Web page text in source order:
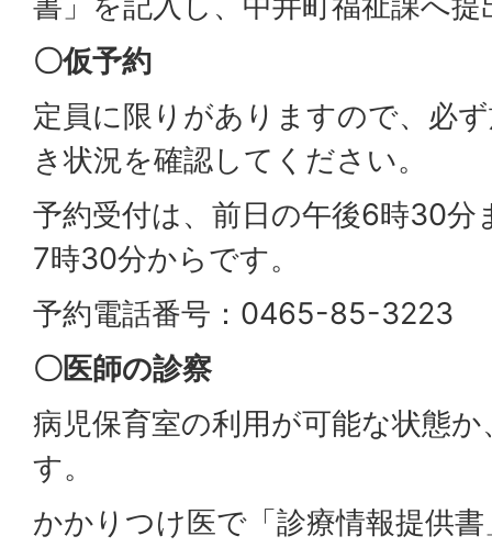
〇仮予約
定員に限りがありますので、必
き状況を確認してください。
予約受付は、前日の午後6時30分
7時30分からです。
予約電話番号：0465-85-3223
〇医師の診察
病児保育室の利用が可能な状態
す。
かかりつけ医で「診療情報提供